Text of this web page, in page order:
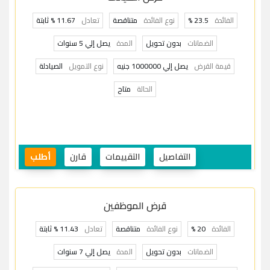
الفائدة 23.5 % نوع الفائدة متناقصة تعادل 11.67 % ثابتة
الضمانات بدون تحويل المدة يصل إلي 5 سنوات
قيمة القرض يصل إلي 1000000 جنيه نوع التمويل الصيادلة
الحالة متاح
التفاصيل التقييمات قارن أطلب
قرض الموظفين
الفائدة 20 % نوع الفائدة متناقصة تعادل 11.43 % ثابتة
الضمانات بدون تحويل المدة يصل إلي 7 سنوات